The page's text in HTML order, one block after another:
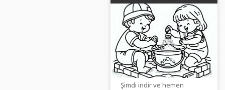
Çocuklar kum
havuzunda kovalarına
kum dolduruyor -
Ücretsiz boyama
sayfası
Çocuklarla kum havuzunda
yaratıcı bir mola - ücretsiz
boya sayfamız seni bekliyor.
Şimdi indir ve hemen